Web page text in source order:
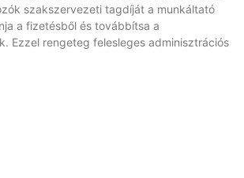
szakszervezeti tagdíját a munkáltató
a fizetésből és továbbítsa a
Ezzel rengeteg felesleges adminisztrációs